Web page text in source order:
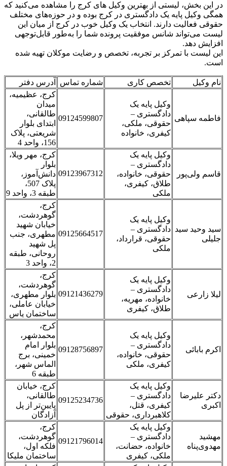
عوامل مؤثر بر هزینه وکیل در کرج
در این بخش، لیستی از بهترین وکیل‌ های کرج را مشاهده می‌کنید که
همگی وکیل پایه یک دادگستری در کرج بوده و در حوزه‌های مختلف
حقوقی فعالیت دارند. انتخاب یک وکیل خوب در کرج از میان این
لیست می‌تواند شانس موفقیت پرونده شما را به‌طور قابل‌توجهی
افزایش دهد.
این لیست با تمرکز بر تجربه، تخصص و رضایت موکلان تهیه شده
است.
نام وکیل تخصص کاری شماره تماس آدرس دفتر
فاطمه سپاهی
وکیل پایه یک
دادگستری –
حقوقی، ملکی،
کیفری، خانواده
09124599807
کرج، عظیمیه،
میدان
طالقانی،
ابتدای بلوار
شریعتی، پلاک
156، واحد 4
قاسم ولی‌پور
وکیل پایه یک
دادگستری –
حقوقی، خانواده،
طلاق، کیفری،
ملکی
09123967312
کرج، مهر ویلا،
بلوار
دانش‌آموز،
پلاک 507،
طبقه 3، واحد 9
سید وحید سید
جلیلی
وکیل پایه یک
دادگستری –
حقوقی، قرارداد،
ملکی
09125664517
کرج،
گوهردشت،
خیابان شهید
مطهری، جنب
پل شهید
روحانی، طبقه
2، واحد 3
لیلا زارعی
وکیل پایه یک
دادگستری –
خانواده، مهریه،
طلاق، کیفری
09121436279
کرج،
گوهردشت،
بلوار مطهری،
خیابان عاملی،
ساختمان یاس
اکرم بابائی
وکیل پایه یک
دادگستری –
حقوقی، خانواده،
کیفری، ملکی
09128756897
کرج،
محمدشهر،
بلوار امام
خمینی، برج
الماس شهر،
طبقه 6
دکتر علیرضا
اکبری
وکیل پایه یک
دادگستری –
کیفری، قتل،
کلاهبرداری، حقوقی
09125234736
کرج، خیابان
طالقانی،
پایین‌تر از پل
آزادگان
مهشید
مهدوی‌پناه
وکیل پایه یک
دادگستری –
خانواده، حضانت،
ملکی، کیفری
09121796014
کرج،
گوهردشت،
فلکه اول،
ساختمان ملیکا